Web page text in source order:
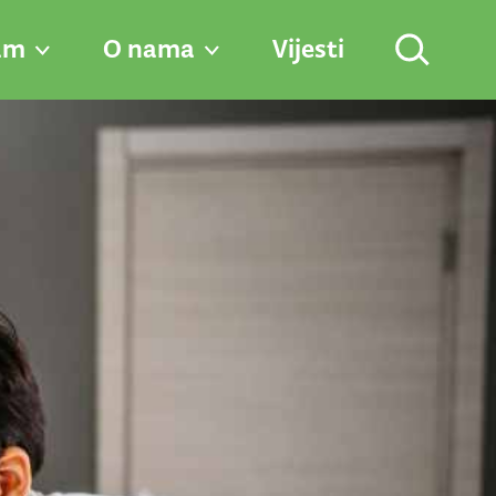
O nama Vijesti